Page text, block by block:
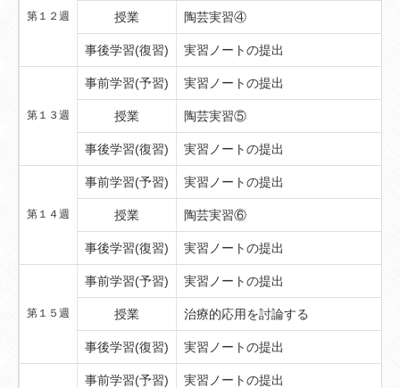
第１２週 授業 陶芸実習④
事後学習(復習) 実習ノートの提出
第１３週
事前学習(予習) 実習ノートの提出
授業 陶芸実習⑤
事後学習(復習) 実習ノートの提出
第１４週
事前学習(予習) 実習ノートの提出
授業 陶芸実習⑥
事後学習(復習) 実習ノートの提出
第１５週
事前学習(予習) 実習ノートの提出
授業 治療的応用を討論する
事後学習(復習) 実習ノートの提出
事前学習(予習) 実習ノートの提出